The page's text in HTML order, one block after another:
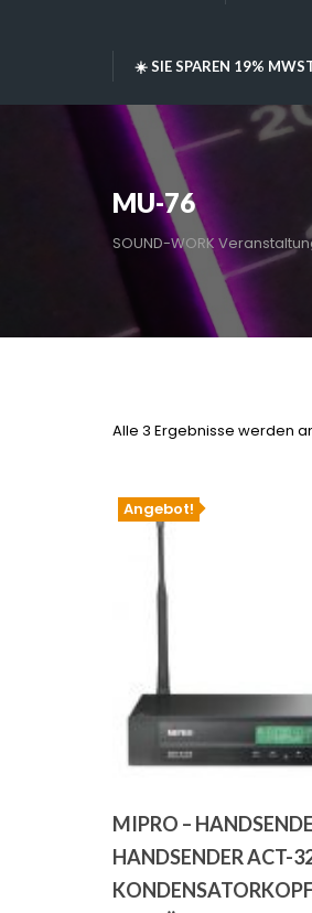
☀️ SIE SPAREN 19%
MU-76
SOUND-WORK
Alle 3 Ergebnisse werden
Angebot!
MIPRO –
HANDSENDER ACT-